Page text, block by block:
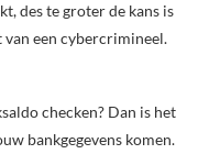
des te groter de kans is
een cybercrimineel.
checken? Dan is het
bankgegevens komen.